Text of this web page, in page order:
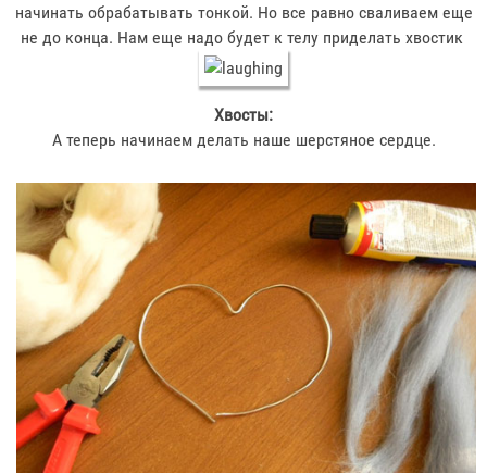
начинать обрабатывать тонкой. Но все равно сваливаем еще
не до конца. Нам еще надо будет к телу приделать хвостик
Хвосты:
А теперь начинаем делать наше шерстяное сердце.